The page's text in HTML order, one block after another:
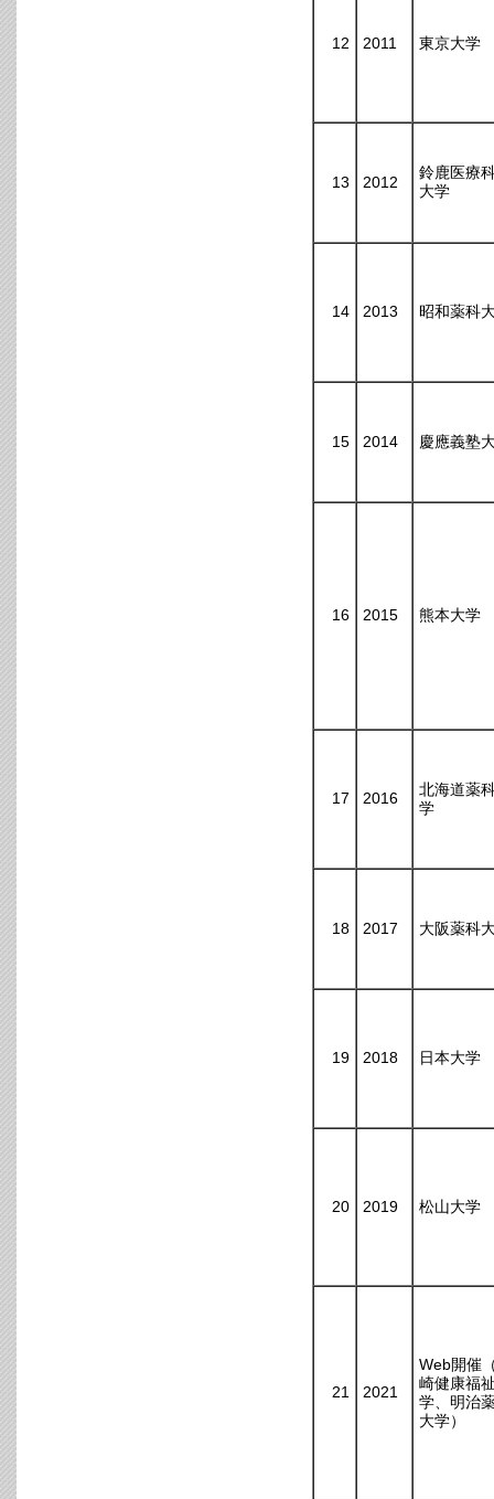
12 2011 東京大学
13 2012
鈴鹿医療
大学
14 2013 昭和薬科
15 2014 慶應義塾
16 2015 熊本大学
17 2016
北海道薬
学
18 2017 大阪薬科
19 2018 日本大学
20 2019 松山大学
21 2021
Web開催
崎健康福
学、明治
大学）